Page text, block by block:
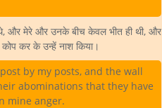
और मेरे और उनके बीच केवल भीत ही थी, और
कोप कर के उन्हें नाश किया।
by my posts, and the wall
abominations that they have
mine anger.